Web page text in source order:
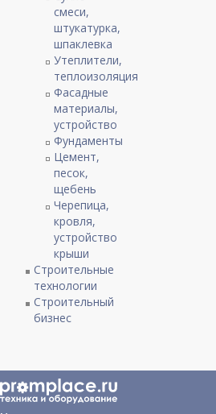
смеси,
штукатурка,
шпаклевка
Утеплители,
теплоизоляция
Фасадные
материалы,
устройство
Фундаменты
Цемент,
песок,
щебень
Черепица,
кровля,
устройство
крыши
Строительные
технологии
Строительный
бизнес